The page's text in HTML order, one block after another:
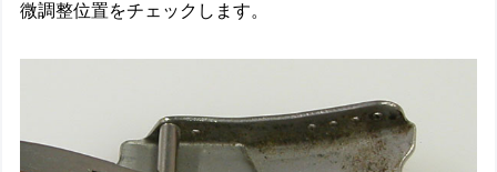
微調整位置をチェックします。